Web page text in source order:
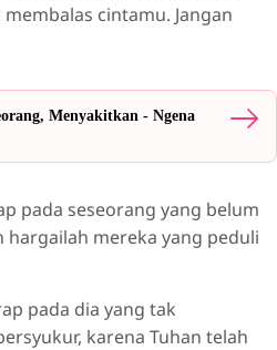
cintamu. Jangan
Menyakitkan - Ngena
pada seseorang yang belum
mereka yang peduli
pada dia yang tak
karena Tuhan telah